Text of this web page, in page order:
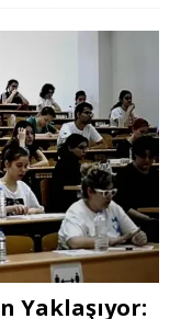
Yaklaşıyor: